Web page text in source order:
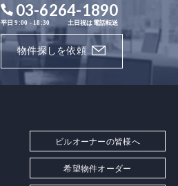
03-6264-1890
平日 9:00 - 18:30 土日祝は電話転送
物件探しを依頼
ビルオーナーの皆様へ
希望物件オーダー